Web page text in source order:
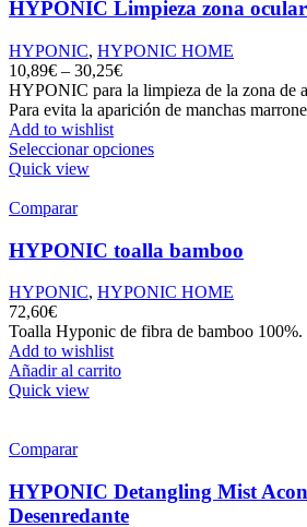
HYPONIC Limpieza zona
HYPONIC, HYPONIC HOME
10,89€ – 30,25€
HYPONIC para la limpieza de la zona de
Para evita la aparición de manchas
Add to wishlist
Seleccionar opciones
Quick view
Comparar
HYPONIC toalla bamboo
HYPONIC, HYPONIC HOME
72,60€
Toalla Hyponic de fibra de bamboo 100%.
Add to wishlist
Añadir al carrito
Quick view
Comparar
HYPONIC Detangling Mist
Desenredante